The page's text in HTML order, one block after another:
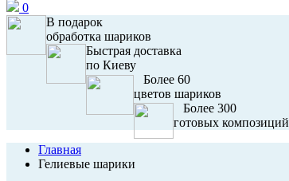
0
В подарок
обработка шариков
Быстрая доставка
по Киеву
Более 60
цветов шариков
Более 300
готовых композиций
Главная
Гелиевые шарики